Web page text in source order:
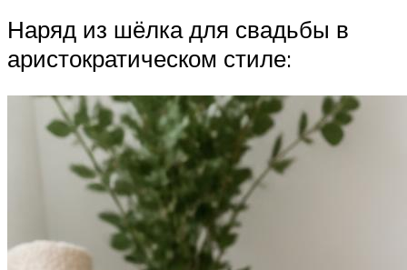
Наряд из шёлка для свадьбы в
аристократическом стиле: